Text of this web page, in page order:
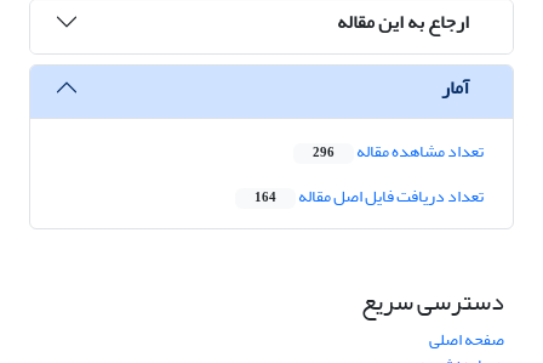
ارجاع به این مقاله
آمار
تعداد مشاهده مقاله 296
تعداد دریافت فایل اصل مقاله 164
دسترسی سریع
صفحه اصلی